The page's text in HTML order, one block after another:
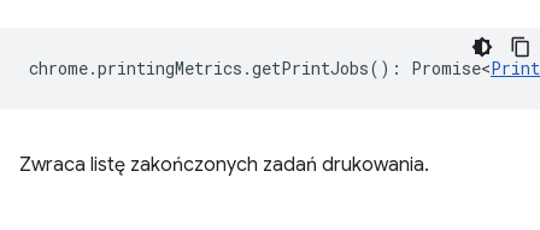
chrome.printingMetrics .getPrintJobs() : Promise<
Zwraca listę zakończonych zadań drukowania.